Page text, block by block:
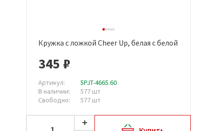
Кружка с ложкой Cheer Up, белая с белой
345 ₽
Артикул:
5PJT-4665.60
В наличии:
577 шт
Свободно:
577 шт